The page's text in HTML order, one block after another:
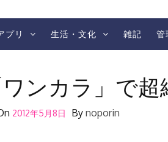
プリ 生活・文化 雑記 管
ンカラ」で超
2012年5月8日 By noporin